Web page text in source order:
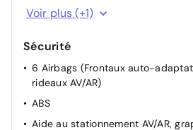
Vitres latérales AR et lunette AR
surteintées
Voir plus (+1)
Sécurité
6 Airbags (Frontaux auto-
rideaux AV/AR)
ABS
Aide au stationnement AV/AR,